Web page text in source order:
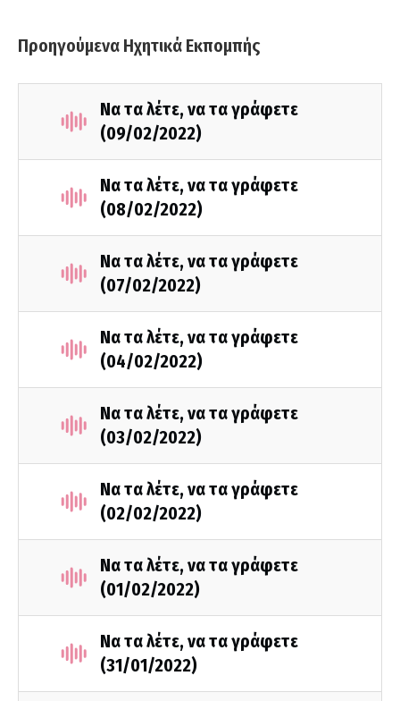
Προηγούμενα Ηχητικά Εκπομπής
Να τα λέτε, να τα γράφετε
(09/02/2022)
Να τα λέτε, να τα γράφετε
(08/02/2022)
Να τα λέτε, να τα γράφετε
(07/02/2022)
Να τα λέτε, να τα γράφετε
(04/02/2022)
Να τα λέτε, να τα γράφετε
(03/02/2022)
Να τα λέτε, να τα γράφετε
(02/02/2022)
Να τα λέτε, να τα γράφετε
(01/02/2022)
Να τα λέτε, να τα γράφετε
(31/01/2022)